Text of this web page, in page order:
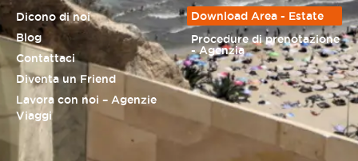
Dicono di noi
Blog
Contattaci
Diventa un Friend
Lavora con noi – Agenzie
Viaggi
Download Area - Estate
Procedure di prenotazione
- Agenzia